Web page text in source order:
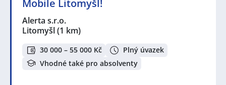
Mobile Litomyšl!
Alerta s.r.o.
Litomyšl(1 km)
30 000 – 55 000 Kč
Plný úvazek
Vhodné také pro absolventy